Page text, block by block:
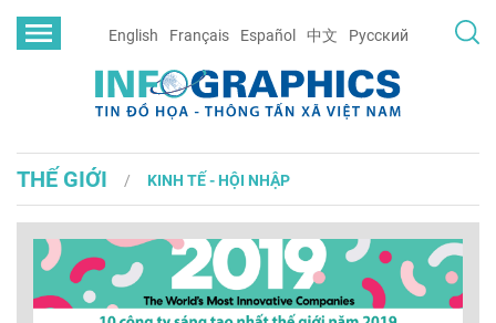
English Français Español 中文 Русский
THẾ GIỚI KINH TẾ - HỘI NHẬP